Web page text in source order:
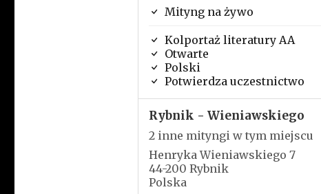
Mityng na żywo
Kolportaż literatury AA
Otwarte
Polski
Potwierdza uczestnictwo
Rybnik - Wieniawskiego
2 inne mityngi w tym miejscu
Henryka Wieniawskiego 7
44-200 Rybnik
Polska